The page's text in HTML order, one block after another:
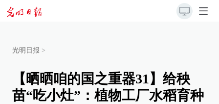
光明日报 >
【晒晒咱的国之重器31】给秧
苗“吃小灶”：植物工厂水稻育种